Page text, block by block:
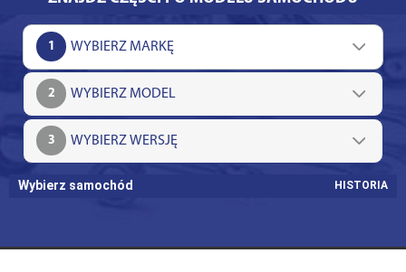
1
2
3
Wybierz samochód HISTORIA